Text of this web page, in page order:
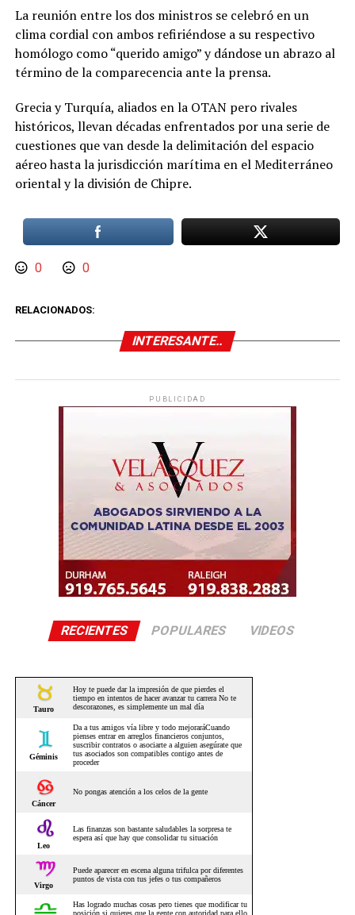
La reunión entre los dos ministros se celebró en un
clima cordial con ambos refiriéndose a su respectivo
homólogo como “querido amigo” y dándose un abrazo al
término de la comparecencia ante la prensa.
Grecia y Turquía, aliados en la OTAN pero rivales
históricos, llevan décadas enfrentados por una serie de
cuestiones que van desde la delimitación del espacio
aéreo hasta la jurisdicción marítima en el Mediterráneo
oriental y la división de Chipre.
0 0
RELACIONADOS:
INTERESANTE..
PUBLICIDAD
RECIENTES POPULARES VIDEOS